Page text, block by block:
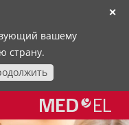
✕
вашему
страну.